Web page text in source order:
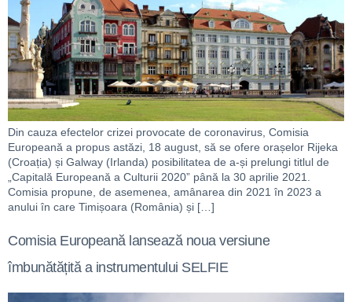
Din cauza efectelor crizei provocate de coronavirus, Comisia
Europeană a propus astăzi, 18 august, să se ofere orașelor Rijeka
(Croația) și Galway (Irlanda) posibilitatea de a-și prelungi titlul de
„Capitală Europeană a Culturii 2020” până la 30 aprilie 2021.
Comisia propune, de asemenea, amânarea din 2021 în 2023 a
anului în care Timișoara (România) și […]
Comisia Europeană lansează noua versiune
îmbunătățită a instrumentului SELFIE